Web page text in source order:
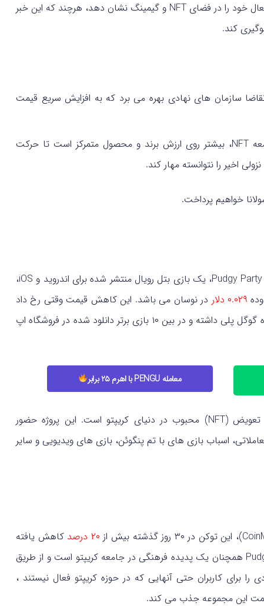
با عرضه بازی Pudgy Party توانست حضور فعال خود را در فضای NFT و گیمینگ نشان دهد، هرچند که این خبر
کند.
سازمان های نهادی بهره می برد که به افزایش سریع قیمت
با وجود محبوبیت در جامعه NFT، بیشتر روی ارزش برند و محصول متمرکز است تا حرکت
اخیر را نتوانسته مهار کند.
خواهیم پرداخت.
روز جمعه، پس از عرضه بازی Pudgy Party، یک بازی بتل رویال منتشر شده برای اندروید و iOS،
۰.۰۲۹ دلار
در نوسان می باشد. این کاهش قیمت وقتی رخ داد
که این بازی بیش از ۵۰،۰۰۰ دانلود در فروشگاه گوگل پلی داشته و در بین ۱۰ بازی برتر دانلود شده در فروشگاه اپ
معامله PENGU با اهرم ۲۵ برابر
Pudgy Penguins یک پروژه توکن غیرقابل تعویض (NFT) محبوب در دنیای کریپتو است. این پروژه حضور
اسباب بازی های با تم پنگوئن، بازی های ویدیویی و سایر
۲۰ درصد
کاهش یافته
با وجود نوسانات قیمت، Pudgy Penguins همچنان یک پدیده فرهنگی در جامعه کریپتو است و از طریق
را برای کاربران حتی آنهایی که در حوزه کریپتو فعال نیستند ،
این مجموعه جذب می کند.